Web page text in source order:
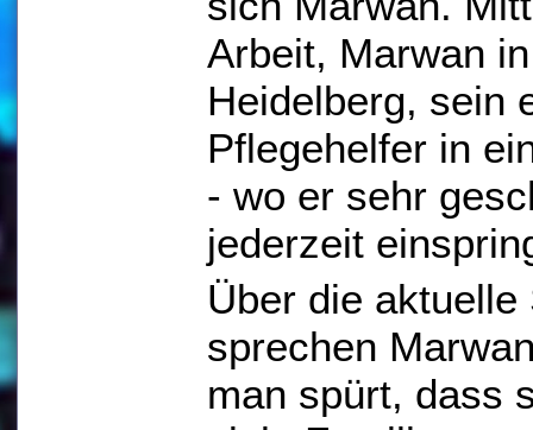
Arbeit, Marwan
Heidelberg, sein
Pflegehelfer in
- wo er sehr
jederzeit
Über die
sprechen
man spürt, dass